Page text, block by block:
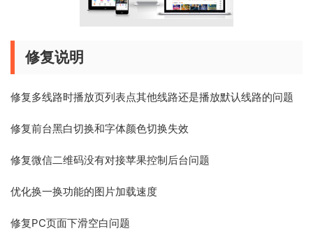
修复说明
修复多线路时播放页列表点其他线路还是播放默认线路的问题
修复前台黑白切换和字体颜色切换失效
修复微信二维码没有对接苹果控制后台问题
优化换一换功能的图片加载速度
修复PC页面下滑空白问题